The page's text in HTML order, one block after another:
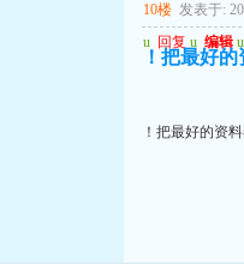
10楼 发表于:
u 回复 u 编辑 u
！把最好
！把最好的资